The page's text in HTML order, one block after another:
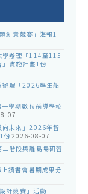
創意競賽」海報1
學辦理「114至115
」實施計畫1份
辦理「2026學生船
學期數位前導學校
07
向未來」2026年智
份2026-08-07
階段與離島場研習
讀書會暑期成果分
計競賽」活動